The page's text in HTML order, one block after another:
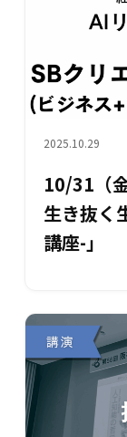
2025.10.29
10/31（
生き抜く
講座-」